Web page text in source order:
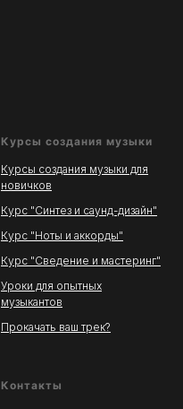
Курсы создания музыки
Курсы создания музыки для
новичков
Курс "Синтез и саунд-дизайн"
Курс "Ноты и аккорды"
Курс "Сведение и мастеринг"
Уроки для опытных
музыкантов
Прокачать ваш трек?
Контакты